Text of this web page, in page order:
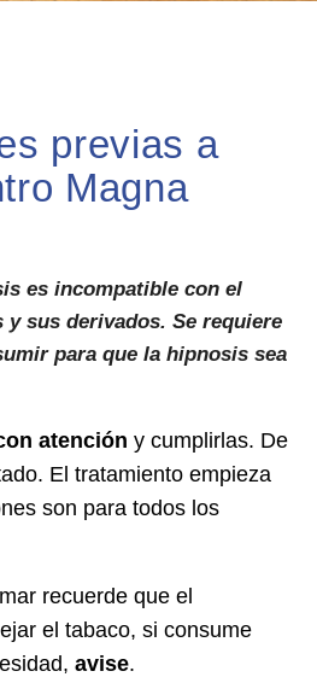
previas a
Magna
es incompatible con el
y sus derivados. Se requiere
para que la hipnosis sea
atención y cumplirlas. De
El tratamiento empieza
son para todos los
recuerde que el
el tabaco, si consume
avise.